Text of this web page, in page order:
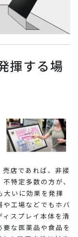
揮する場
店であれば、非接
特定多数の方が、
大いに効果を発揮
や工場などでもホバ
スプレイ本体を清
な医薬品や食品を